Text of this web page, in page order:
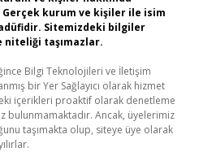
Gerçek kurum ve kişiler ile isim
Sitemizdeki bilgiler
taşımazlar.
Bilgi Teknolojileri ve İletişim
bir Yer Sağlayıcı olarak hizmet
içerikleri proaktif olarak denetleme
bulunmamaktadır. Ancak, üyelerimiz
taşımakta olup, siteye üye olarak